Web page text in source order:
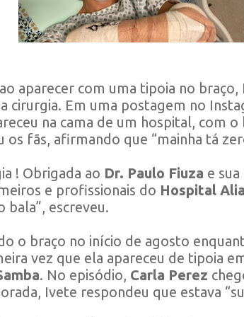
aparecer com uma tipoia no braço,
cirurgia. Em uma postagem no
na cama de um hospital, com
fãs, afirmando que “mainha tá
! Obrigada ao Dr. Paulo Fiuza e
e profissionais do Hospital
bala”, escreveu.
o braço no início de agosto
vez que ela apareceu de tipoia
. No episódio, Carla Perez
Ivete respondeu que estava